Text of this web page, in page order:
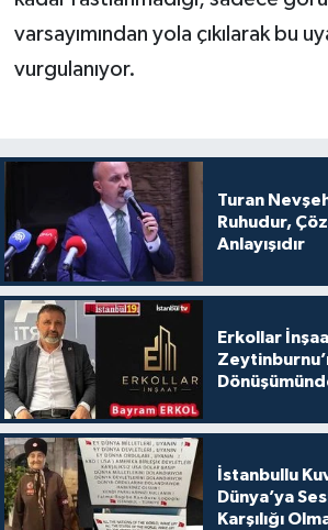
varsayımından yola çıkılarak bu
vurgulanıyor.
Turan
Ruhudur,
Anlayışıdır
Erkollar
İstanbullu
Dünya’ya
Karşılığı